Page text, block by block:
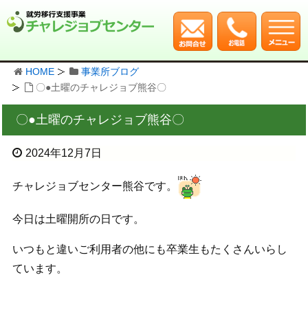
HOME
事業所ブログ
〇●土曜のチャレジョブ熊谷〇
〇●土曜のチャレジョブ熊谷〇
2024年12月7日
チャレジョブセンター熊谷です。
今日は土曜開所の日です。
いつもと違いご利用者の他にも卒業生もたくさんいらし
ています。